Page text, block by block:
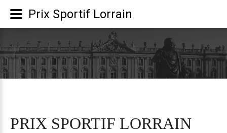
PRIX SPORTIF LORRAIN
Prix Sportif Lorrain